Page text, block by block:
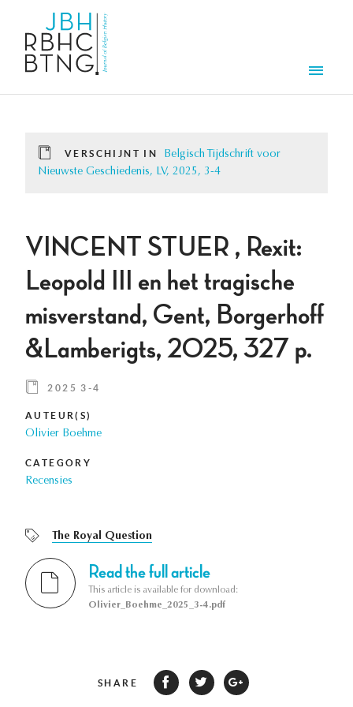
VERSCHIJNT IN
Belgisch Tijdschrift voor
Nieuwste Geschiedenis, LV, 2025, 3-4
VINCENT STUER , Rexit:
Leopold III en het tragische
misverstand, Gent, Borgerhoff
&Lamberigts, 2025, 327 p.
2025 3-4
AUTEUR(S)
Olivier Boehme
CATEGORY
Recensies
The Royal Question
Read the full article
This article is available for download:
Olivier_Boehme_2025_3-4.pdf
SHARE